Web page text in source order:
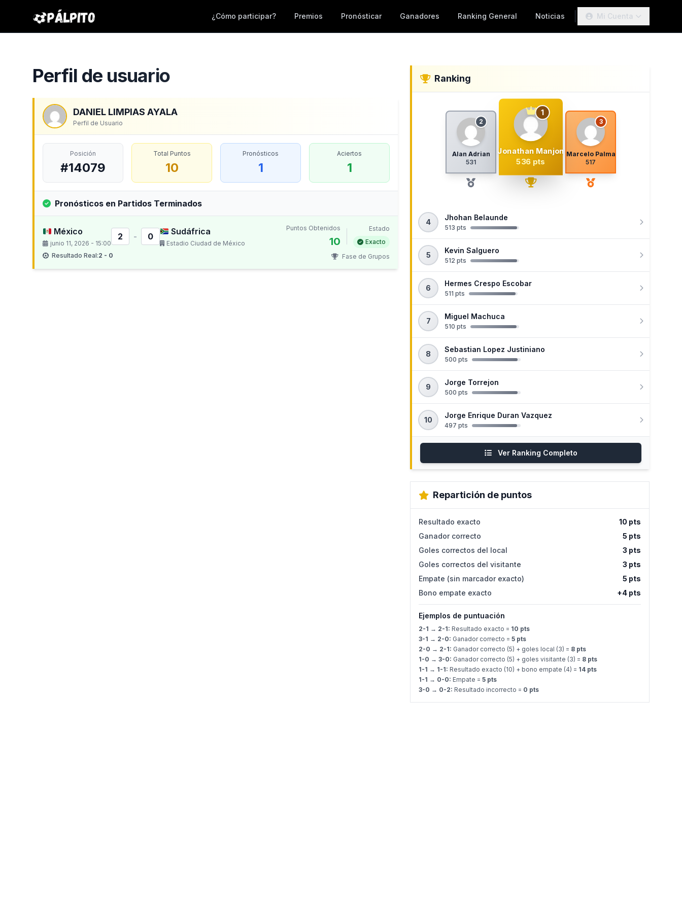
¿Cómo participar? Premios Pronósticar Ganadores Ranking General Noticias Mi Cuenta
Perfil de usuario
DANIEL LIMPIAS AYALA
Perfil de Usuario
Posición
#14079
Total Puntos
10
Pronósticos
1
Aciertos
1
Pronósticos en Partidos Terminados
México
junio 11, 2026 - 15:00
2 - 0 Sudáfrica
Estadio Ciudad de México
Resultado Real:2 - 0
Puntos Obtenidos
10
Estado
Exacto
Fase de Grupos
Ranking
2
Alan Adrian
531
1
Jonathan Manjon
536 pts
3
Marcelo Palma
517
4
Jhohan Belaunde
513 pts
5
Kevin Salguero
512 pts
6
Hermes Crespo Escobar
511 pts
7
Miguel Machuca
510 pts
8
Sebastian Lopez Justiniano
500 pts
9
Jorge Torrejon
500 pts
10
Jorge Enrique Duran Vazquez
497 pts
Ver Ranking Completo
Repartición de puntos
Resultado exacto
10 pts
Ganador correcto
5 pts
Goles correctos del local
3 pts
Goles correctos del visitante
3 pts
Empate (sin marcador exacto)
5 pts
Bono empate exacto
+4 pts
Ejemplos de puntuación
2-1 → 2-1: Resultado exacto = 10 pts
3-1 → 2-0: Ganador correcto = 5 pts
2-0 → 2-1: Ganador correcto (5) + goles local (3) = 8 pts
1-0 → 3-0: Ganador correcto (5) + goles visitante (3) = 8 pts
1-1 → 1-1: Resultado exacto (10) + bono empate (4) = 14 pts
1-1 → 0-0: Empate = 5 pts
3-0 → 0-2: Resultado incorrecto = 0 pts